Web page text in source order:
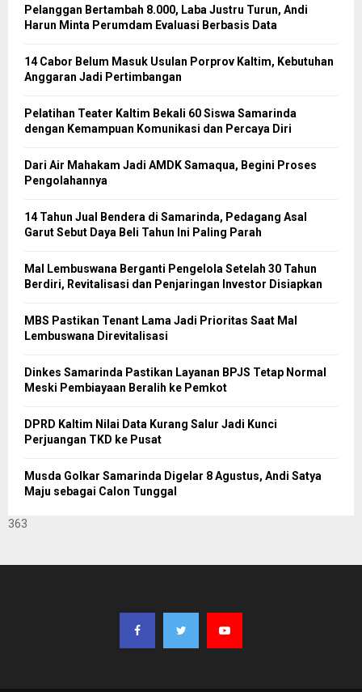
Pelanggan Bertambah 8.000, Laba Justru Turun, Andi
Harun Minta Perumdam Evaluasi Berbasis Data
14 Cabor Belum Masuk Usulan Porprov Kaltim, Kebutuhan
Anggaran Jadi Pertimbangan
Pelatihan Teater Kaltim Bekali 60 Siswa Samarinda
dengan Kemampuan Komunikasi dan Percaya Diri
Dari Air Mahakam Jadi AMDK Samaqua, Begini Proses
Pengolahannya
14 Tahun Jual Bendera di Samarinda, Pedagang Asal
Garut Sebut Daya Beli Tahun Ini Paling Parah
Mal Lembuswana Berganti Pengelola Setelah 30 Tahun
Berdiri, Revitalisasi dan Penjaringan Investor Disiapkan
MBS Pastikan Tenant Lama Jadi Prioritas Saat Mal
Lembuswana Direvitalisasi
Dinkes Samarinda Pastikan Layanan BPJS Tetap Normal
Meski Pembiayaan Beralih ke Pemkot
DPRD Kaltim Nilai Data Kurang Salur Jadi Kunci
Perjuangan TKD ke Pusat
Musda Golkar Samarinda Digelar 8 Agustus, Andi Satya
Maju sebagai Calon Tunggal
363